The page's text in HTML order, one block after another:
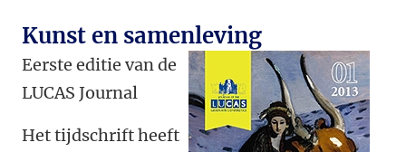
Kunst en samenleving
Eerste editie van de
LUCAS Journal
Het tijdschrift heeft